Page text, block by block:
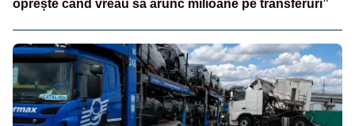
oprește când vreau să arunc milioane pe transferuri”